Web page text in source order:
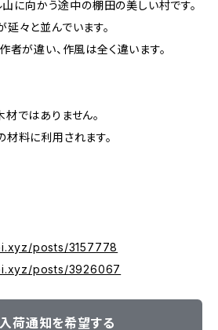
に向かう途中の棚田の美しい村です。
々と並んでいます。
者が違い、作風は全く違います。
ではありません。
料に利用されます。
posts/3157778
posts/3926067
荷通知を希望する